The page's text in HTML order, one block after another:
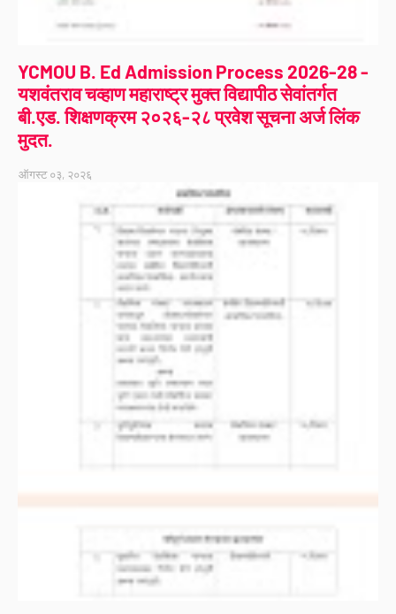
YCMOU B. Ed Admission Process 2026-28 -
यशवंतराव चव्हाण महाराष्ट्र मुक्त विद्यापीठ सेवांतर्गत
बी.एड. शिक्षणक्रम २०२६-२८ प्रवेश सूचना अर्ज लिंक
मुदत.
ऑगस्ट ०३, २०२६